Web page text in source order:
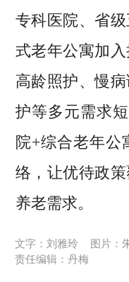
专科医院、省
式老年公寓加
高龄照护、慢
护等多元需求
院+综合老年公
络，让优待政
养老需求。
文字：刘雅玲 图片：
责任编辑：丹梅